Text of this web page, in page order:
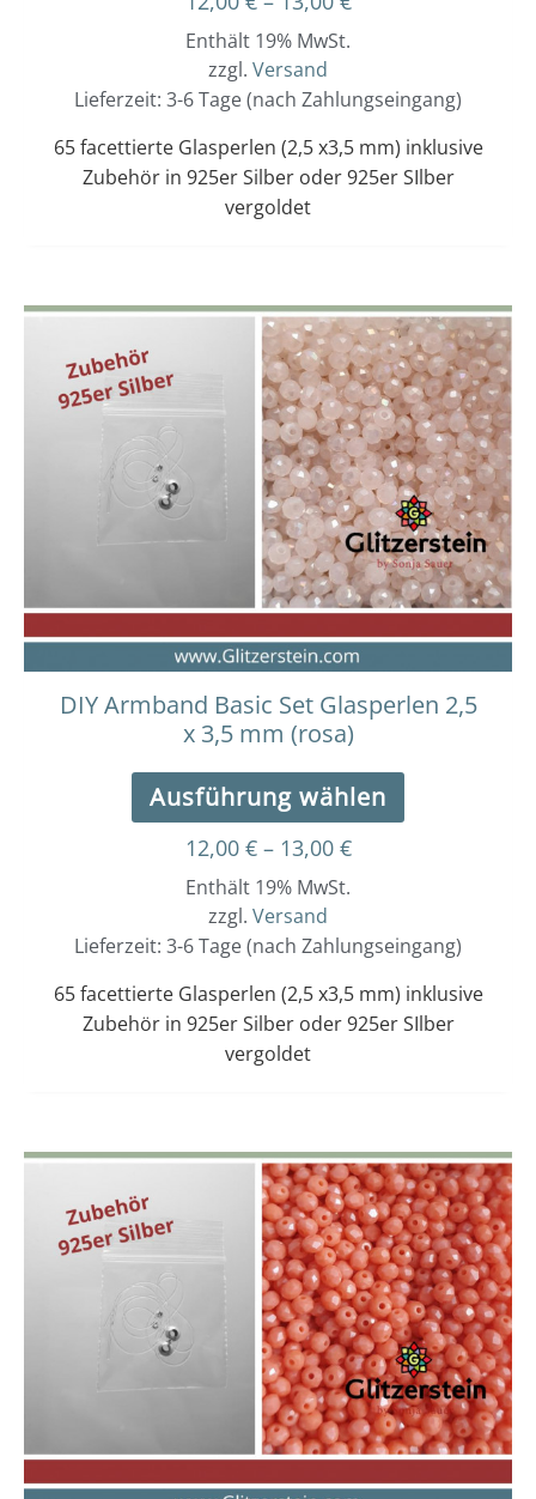
Enthält 19% MwSt.
zzgl. Versand
Lieferzeit: 3-6 Tage (nach Zahlungseingang)
65 facettierte Glasperlen (2,5 x3,5 mm) inklusive
Zubehör in 925er Silber oder 925er SIlber
vergoldet
DIY Armband Basic Set Glasperlen 2,5
x 3,5 mm (rosa)
Ausführung wählen
Dieses
Produkt
weist
mehrere
Varianten
auf.
Die
Optionen
können
auf
der
werden
12,00 € – 13,00 €
Preisspanne:
12,00 €
bis
13,00 €
Enthält 19% MwSt.
zzgl. Versand
Lieferzeit: 3-6 Tage (nach Zahlungseingang)
65 facettierte Glasperlen (2,5 x3,5 mm) inklusive
Zubehör in 925er Silber oder 925er SIlber
vergoldet
Dieses
Produkt
weist
mehrere
Varianten
auf.
Die
Optionen
können
auf
der
Preisspanne:
12,00 €
bis
13,00 €